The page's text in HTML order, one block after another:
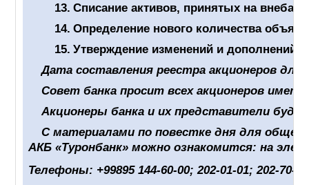
13. Списание активов, принятых на
14. Определение нового количества
15. Утверждение изменений и дополнений,
Дата составления реестра акционеров для
Совет банка просит всех акционеров
Акционеры банка и их представители
С материалами по повестке дня для
АКБ «Туронбанк» можно ознакомится: на
Телефоны: +99895 144-60-00; 202-01-01; 202-70-